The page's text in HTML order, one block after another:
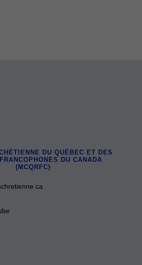
DU QUÉBEC ET DES
DU CANADA
(MCQRFC)